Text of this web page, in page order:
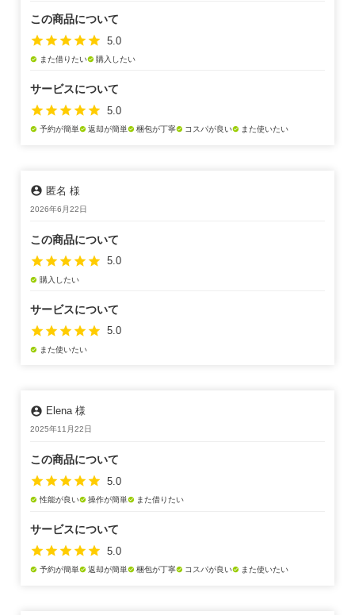
この商品について
star star star star star 5.0
check_circle また借りたいcheck_circle 購入したい
サービスについて
star star star star star 5.0
check_circle 予約が簡単check_circle 返却が簡単check_circle 梱包が丁寧check_circle コスパが良いcheck_circle また使いたい
account_circle 匿名 様
2026年6月22日
この商品について
star star star star star 5.0
check_circle 購入したい
サービスについて
star star star star star 5.0
check_circle また使いたい
account_circle Elena 様
2025年11月22日
この商品について
star star star star star 5.0
check_circle 性能が良いcheck_circle 操作が簡単check_circle また借りたい
サービスについて
star star star star star 5.0
check_circle 予約が簡単check_circle 返却が簡単check_circle 梱包が丁寧check_circle コスパが良いcheck_circle また使いたい